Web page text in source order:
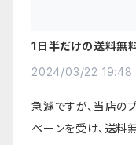
1日半だけの送料無
2024/03/22 19:48
急遽ですが、当店の
ペーンを受け、送料